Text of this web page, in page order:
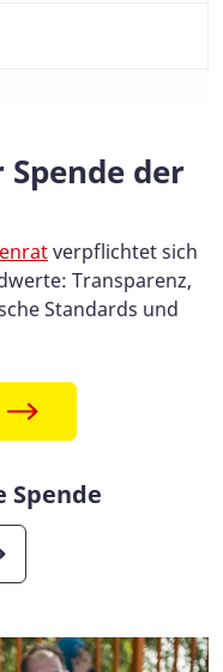
der
verpflichtet sich
Transparenz,
Standards und
Spende